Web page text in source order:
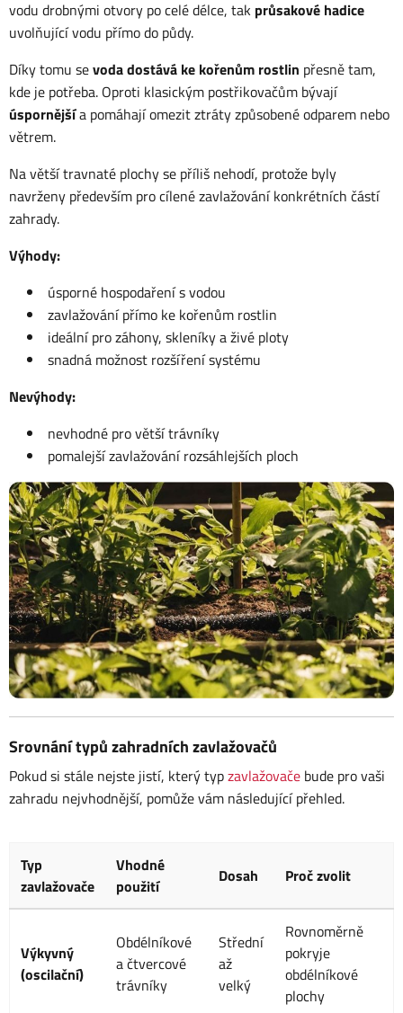
vodu drobnými otvory po celé délce, tak průsakové hadice
uvolňující vodu přímo do půdy.
Díky tomu sevoda dostává ke kořenům rostlin přesně tam,
kde je potřeba. Oproti klasickým postřikovačům bývají
úspornějšía pomáhají omezit ztráty způsobené odparem nebo
větrem.
Na větší travnaté plochy se příliš nehodí, protože byly
navrženy především pro cílené zavlažování konkrétních částí
zahrady.
Výhody:
úsporné hospodaření s vodou
zavlažování přímo ke kořenům rostlin
ideální pro záhony, skleníky a živé ploty
snadná možnost rozšíření systému
Nevýhody:
nevhodné pro větší trávníky
pomalejší zavlažování rozsáhlejších ploch
Srovnání typů zahradních zavlažovačů
Pokud si stále nejste jistí, který typzavlažovače bude pro vaši
zahradu nejvhodnější, pomůže vám následující přehled.
Typ
zavlažovače
Vhodné
použití
Dosah Proč zvolit
Výkyvný
(oscilační)
Obdélníkové
a čtvercové
trávníky
Střední
až
velký
Rovnoměrně
pokryje
obdélníkové
plochy